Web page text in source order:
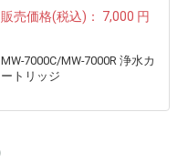
販売価格(税込)： 7,000 円
MW-7000C/MW-7000R 浄水カ
ートリッジ